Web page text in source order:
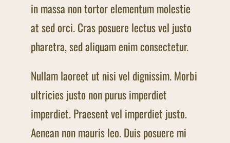
in massa non tortor elementum molestie
at sed orci. Cras posuere lectus vel justo
pharetra, sed aliquam enim consectetur.
Nullam laoreet ut nisi vel dignissim. Morbi
ultricies justo non purus imperdiet
imperdiet. Praesent vel imperdiet justo.
Aenean non mauris leo. Duis posuere mi